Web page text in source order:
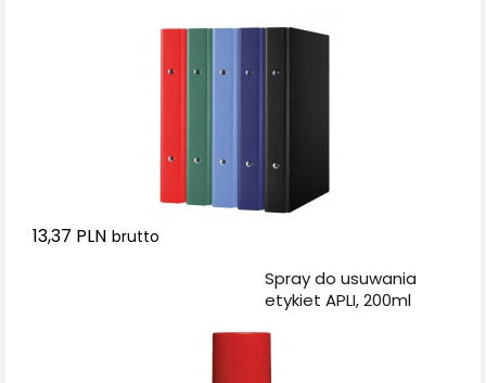
13,37 PLN brutto
Spray do usuwania
etykiet APLI, 200ml